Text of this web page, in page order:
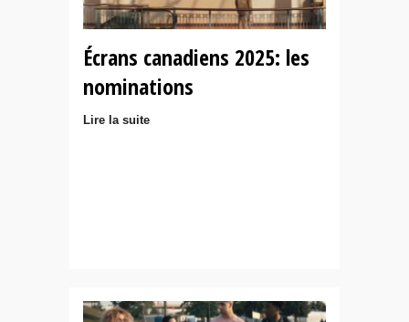
Écrans canadiens 2025: les
nominations
Lire la suite